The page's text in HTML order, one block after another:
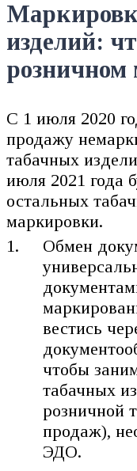
изделий:
розничном
С 1 июля 2020
продажу
табачных
июля 2021 года
остальных
маркировки.
Обмен
вестись
чтобы
табачных
розничной
продаж),
ЭДО.